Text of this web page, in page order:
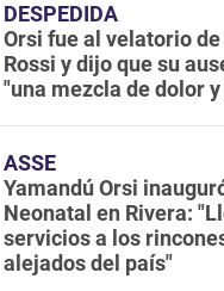
DESPEDIDA
Orsi fue al velatorio de
Rossi y dijo que su
"una mezcla de dolor
ASSE
Yamandú Orsi
Neonatal en Rivera:
servicios a los
alejados del país"